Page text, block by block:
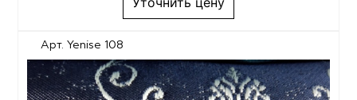
Арт. Yenise 108